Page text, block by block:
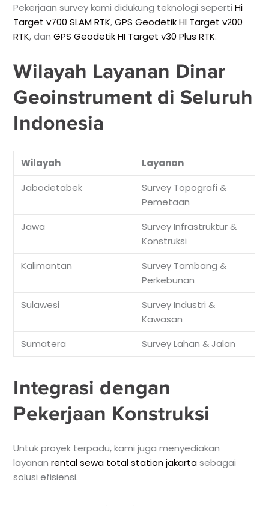
Pekerjaan survey kami didukung teknologi sepertiHi
Target v700 SLAM RTK,GPS Geodetik HI Target v200
RTK, danGPS Geodetik HI Target v30 Plus RTK.
Wilayah Layanan Dinar
Geoinstrument di Seluruh
Indonesia
Wilayah
Layanan
Jabodetabek
Survey Topografi &
Pemetaan
Jawa
Survey Infrastruktur &
Konstruksi
Kalimantan
Survey Tambang &
Perkebunan
Sulawesi
Survey Industri &
Kawasan
Sumatera
Survey Lahan & Jalan
Integrasi dengan
Pekerjaan Konstruksi
Untuk proyek terpadu, kami juga menyediakan
layananrental sewa total station jakartasebagai
solusi efisiensi.